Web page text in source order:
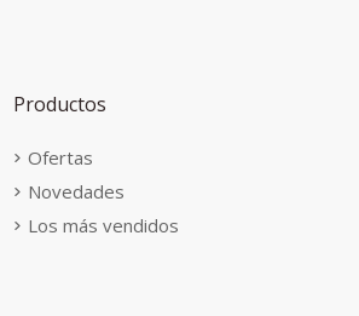
Productos
Ofertas
Novedades
Los más vendidos